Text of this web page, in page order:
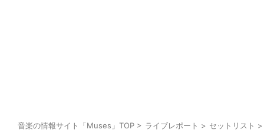
音楽の情報サイト「Muses」TOP > ライブレポート > セットリスト >